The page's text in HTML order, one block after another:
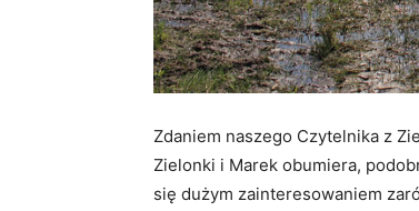
Zdaniem naszego Czytelnika z
Zielonki i Marek obumiera,
się dużym zainteresowaniem